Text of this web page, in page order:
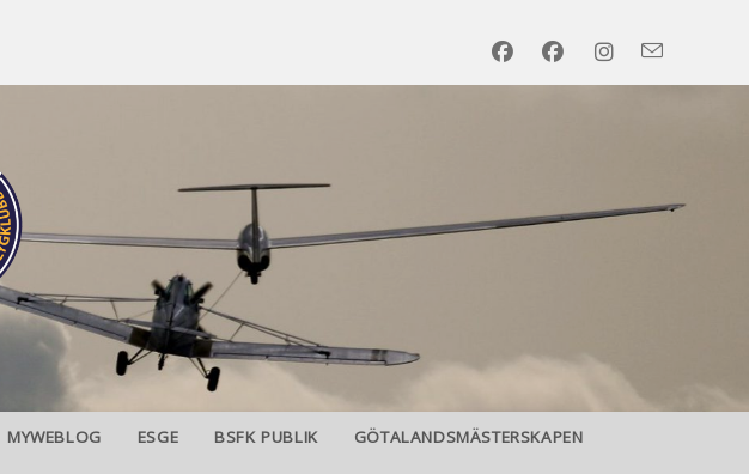
MYWEBLOG ESGE BSFK PUBLIK GÖTALANDSMÄSTERSKAPEN